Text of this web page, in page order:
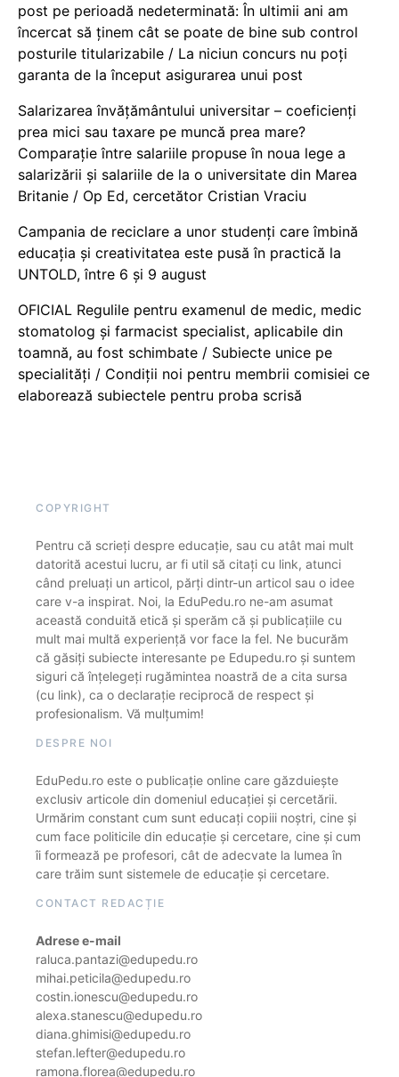
post pe perioadă nedeterminată: În ultimii ani am
încercat să ținem cât se poate de bine sub control
posturile titularizabile / La niciun concurs nu poți
garanta de la început asigurarea unui post
Salarizarea învățământului universitar – coeficienți
prea mici sau taxare pe muncă prea mare?
Comparație între salariile propuse în noua lege a
salarizării și salariile de la o universitate din Marea
Britanie / Op Ed, cercetător Cristian Vraciu
Campania de reciclare a unor studenți care îmbină
educația și creativitatea este pusă în practică la
UNTOLD, între 6 și 9 august
OFICIAL Regulile pentru examenul de medic, medic
stomatolog și farmacist specialist, aplicabile din
toamnă, au fost schimbate / Subiecte unice pe
specialități / Condiții noi pentru membrii comisiei ce
elaborează subiectele pentru proba scrisă
COPYRIGHT
Pentru că scrieți despre educație, sau cu atât mai mult
datorită acestui lucru, ar fi util să citați cu link, atunci
când preluați un articol, părți dintr-un articol sau o idee
care v-a inspirat. Noi, la EduPedu.ro ne-am asumat
această conduită etică și sperăm că și publicațiile cu
mult mai multă experiență vor face la fel. Ne bucurăm
că găsiți subiecte interesante pe Edupedu.ro și suntem
siguri că înțelegeți rugămintea noastră de a cita sursa
(cu link), ca o declarație reciprocă de respect și
profesionalism. Vă mulțumim!
DESPRE NOI
EduPedu.ro este o publicație online care găzduiește
exclusiv articole din domeniul educației și cercetării.
Urmărim constant cum sunt educați copiii noștri, cine și
cum face politicile din educație și cercetare, cine și cum
îi formează pe profesori, cât de adecvate la lumea în
care trăim sunt sistemele de educație și cercetare.
CONTACT REDACȚIE
Adrese e-mail
raluca.pantazi@edupedu.ro
mihai.peticila@edupedu.ro
costin.ionescu@edupedu.ro
alexa.stanescu@edupedu.ro
diana.ghimisi@edupedu.ro
stefan.lefter@edupedu.ro
ramona.florea@edupedu.ro